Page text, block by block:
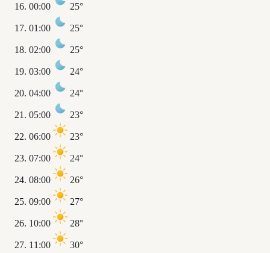
00:00 25°
01:00 25°
02:00 25°
03:00 24°
04:00 24°
05:00 23°
06:00 23°
07:00 24°
08:00 26°
09:00 27°
10:00 28°
11:00 30°